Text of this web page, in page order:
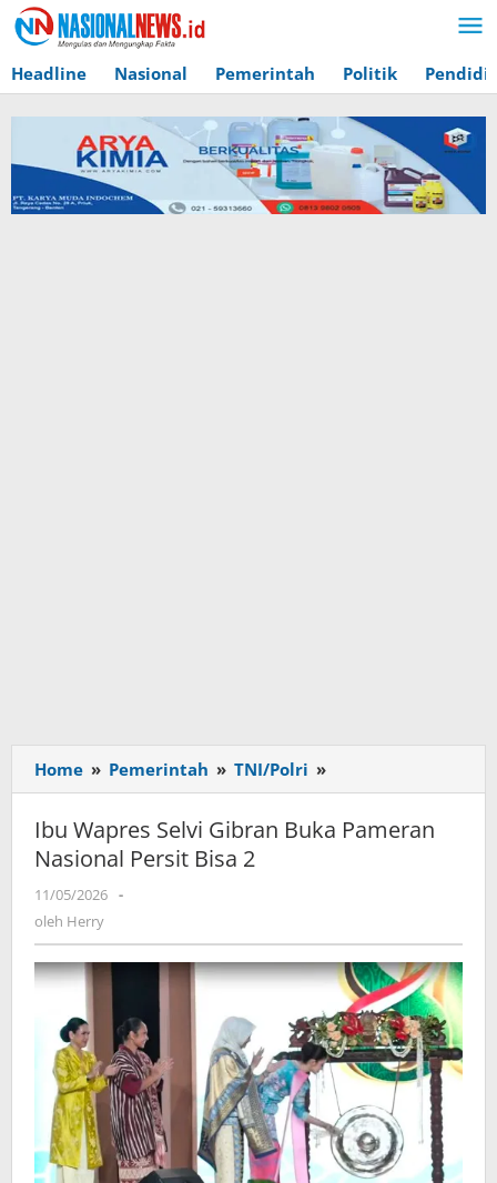
Lewati
ke
konten
Headline Nasional Pemerintah Politik
Home » Pemerintah » TNI/Polri »
Wapres
Selvi
Gibran
Persit
Bisa
2
Ibu Wapres Selvi Gibran Buka Pameran
Nasional Persit Bisa 2
11/05/2026 oleh
-
oleh Herry